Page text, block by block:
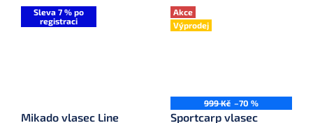
Sleva 7 % po
registraci
Mikado vlasec Line
Akce
Výprodej
999 Kč –70 %
Sportcarp vlasec